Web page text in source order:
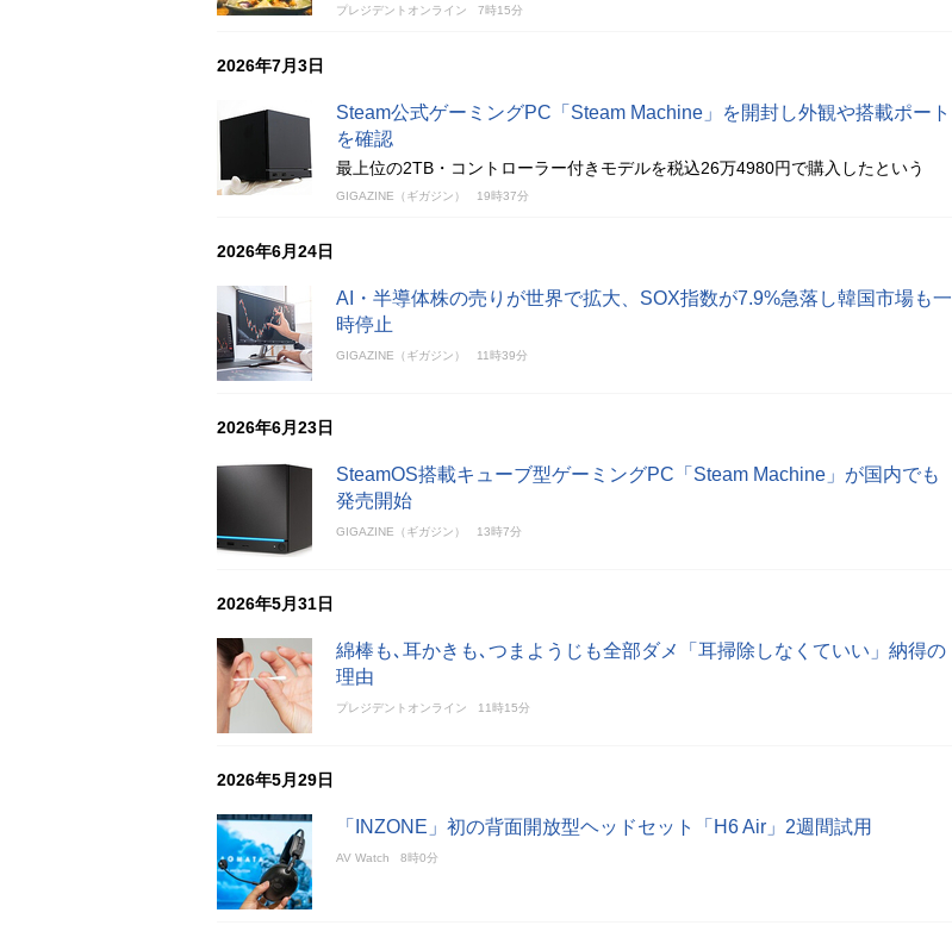
プレジデントオンライン 7時15分
2026年7月3日
Steam公式ゲーミングPC「Steam Machine」を開封し外観や搭載ポート
を確認
最上位の2TB・コントローラー付きモデルを税込26万4980円で購入したという
GIGAZINE（ギガジン） 19時37分
2026年6月24日
AI・半導体株の売りが世界で拡大、SOX指数が7.9%急落し韓国市場も一
時停止
GIGAZINE（ギガジン） 11時39分
2026年6月23日
SteamOS搭載キューブ型ゲーミングPC「Steam Machine」が国内でも
発売開始
GIGAZINE（ギガジン） 13時7分
2026年5月31日
綿棒も､耳かきも､つまようじも全部ダメ「耳掃除しなくていい」納得の
理由
プレジデントオンライン 11時15分
2026年5月29日
「INZONE」初の背面開放型ヘッドセット「H6 Air」2週間試用
AV Watch 8時0分